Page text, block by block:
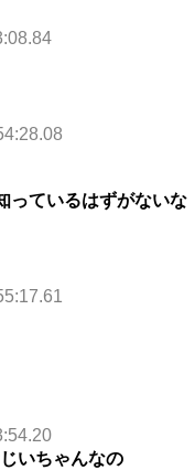
っているはずがないな
いちゃんなの